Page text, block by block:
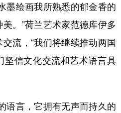
绘画我所熟悉的郁金香的
。”荷兰艺术家范德库伊多
流，“我们将继续推动两国
坚信文化交流和艺术语言具
言，它拥有无声而持久的